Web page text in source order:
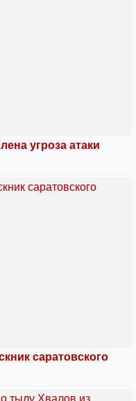
угроза атаки
саратовского